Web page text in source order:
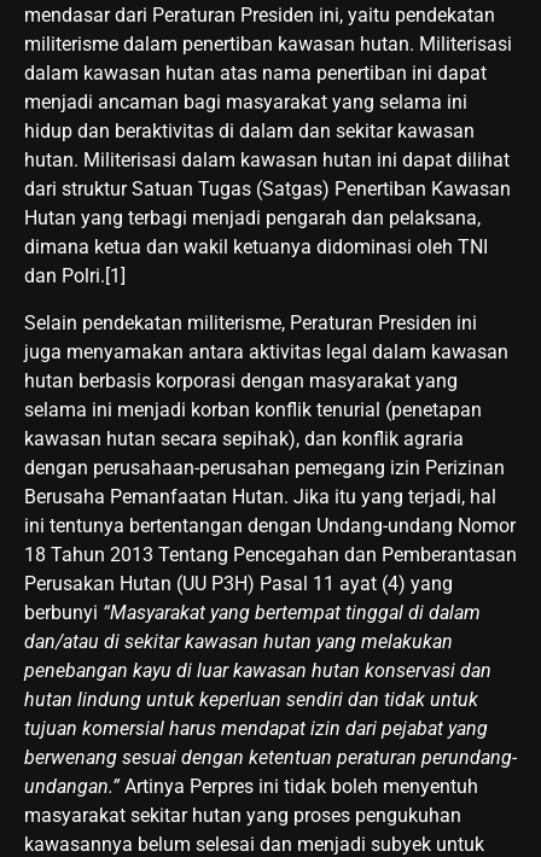
mendasar dari Peraturan Presiden ini, yaitu pendekatan
militerisme dalam penertiban kawasan hutan. Militerisasi
dalam kawasan hutan atas nama penertiban ini dapat
menjadi ancaman bagi masyarakat yang selama ini
hidup dan beraktivitas di dalam dan sekitar kawasan
hutan. Militerisasi dalam kawasan hutan ini dapat dilihat
dari struktur Satuan Tugas (Satgas) Penertiban Kawasan
Hutan yang terbagi menjadi pengarah dan pelaksana,
dimana ketua dan wakil ketuanya didominasi oleh TNI
dan Polri.[1]
Selain pendekatan militerisme, Peraturan Presiden ini
juga menyamakan antara aktivitas legal dalam kawasan
hutan berbasis korporasi dengan masyarakat yang
selama ini menjadi korban konflik tenurial (penetapan
kawasan hutan secara sepihak), dan konflik agraria
dengan perusahaan-perusahan pemegang izin Perizinan
Berusaha Pemanfaatan Hutan. Jika itu yang terjadi, hal
ini tentunya bertentangan dengan Undang-undang Nomor
18 Tahun 2013 Tentang Pencegahan dan Pemberantasan
Perusakan Hutan (UU P3H) Pasal 11 ayat (4) yang
berbunyi “Masyarakat yang bertempat tinggal di dalam
dan/atau di sekitar kawasan hutan yang melakukan
penebangan kayu di luar kawasan hutan konservasi dan
hutan lindung untuk keperluan sendiri dan tidak untuk
tujuan komersial harus mendapat izin dari pejabat yang
berwenang sesuai dengan ketentuan peraturan perundang-
undangan.”Artinya Perpres ini tidak boleh menyentuh
masyarakat sekitar hutan yang proses pengukuhan
kawasannya belum selesai dan menjadi subyek untuk